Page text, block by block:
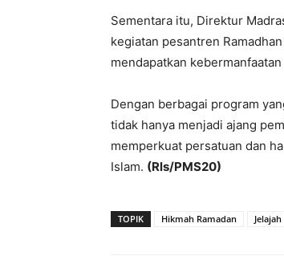
Sementara itu, Direktur
kegiatan pesantren
mendapatkan
Dengan berbagai program
tidak hanya menjadi ajang
memperkuat persatuan dan
Islam. (Rls/PMS20)
TOPIK Hikmah Ramadan Jelajah